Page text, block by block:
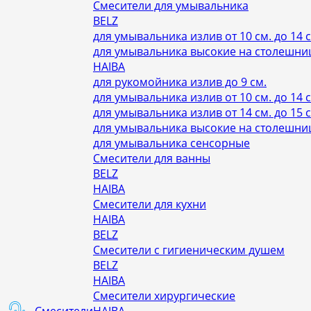
Смесители для умывальника
BELZ
для умывальника излив от 10 см. до 14
для умывальника высокие на
HAIBA
для рукомойника излив до 9 см.
для умывальника излив от 10 см. до 14
для умывальника излив от 14 см. до 15
для умывальника высокие на
для умывальника сенсорные
Смесители для ванны
BELZ
HAIBA
Смесители для кухни
HAIBA
BELZ
Смесители с гигиеническим душем
BELZ
HAIBA
Смесители хирургические